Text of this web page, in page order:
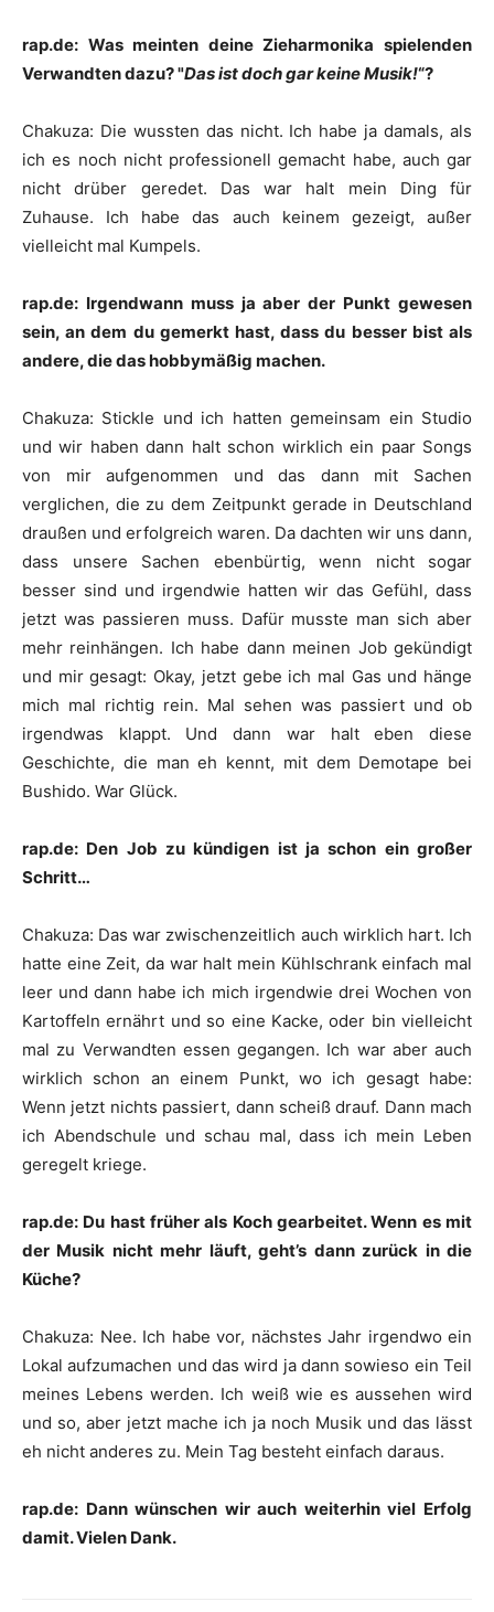
rap.de: Was meinten deine Zieharmonika spielenden
Verwandten dazu? "Das ist doch gar keine Musik!“?
Chakuza: Die wussten das nicht. Ich habe ja damals, als
ich es noch nicht professionell gemacht habe, auch gar
nicht drüber geredet. Das war halt mein Ding für
Zuhause. Ich habe das auch keinem gezeigt, außer
vielleicht mal Kumpels.
rap.de: Irgendwann muss ja aber der Punkt gewesen
sein, an dem du gemerkt hast, dass du besser bist als
andere, die das hobbymäßig machen.
Chakuza: Stickle und ich hatten gemeinsam ein Studio
und wir haben dann halt schon wirklich ein paar Songs
von mir aufgenommen und das dann mit Sachen
verglichen, die zu dem Zeitpunkt gerade in Deutschland
draußen und erfolgreich waren. Da dachten wir uns dann,
dass unsere Sachen ebenbürtig, wenn nicht sogar
besser sind und irgendwie hatten wir das Gefühl, dass
jetzt was passieren muss. Dafür musste man sich aber
mehr reinhängen. Ich habe dann meinen Job gekündigt
und mir gesagt: Okay, jetzt gebe ich mal Gas und hänge
mich mal richtig rein. Mal sehen was passiert und ob
irgendwas klappt. Und dann war halt eben diese
Geschichte, die man eh kennt, mit dem Demotape bei
Bushido. War Glück.
rap.de: Den Job zu kündigen ist ja schon ein großer
Schritt…
Chakuza: Das war zwischenzeitlich auch wirklich hart. Ich
hatte eine Zeit, da war halt mein Kühlschrank einfach mal
leer und dann habe ich mich irgendwie drei Wochen von
Kartoffeln ernährt und so eine Kacke, oder bin vielleicht
mal zu Verwandten essen gegangen. Ich war aber auch
wirklich schon an einem Punkt, wo ich gesagt habe:
Wenn jetzt nichts passiert, dann scheiß drauf. Dann mach
ich Abendschule und schau mal, dass ich mein Leben
geregelt kriege.
rap.de: Du hast früher als Koch gearbeitet. Wenn es mit
der Musik nicht mehr läuft, geht’s dann zurück in die
Küche?
Chakuza: Nee. Ich habe vor, nächstes Jahr irgendwo ein
Lokal aufzumachen und das wird ja dann sowieso ein Teil
meines Lebens werden. Ich weiß wie es aussehen wird
und so, aber jetzt mache ich ja noch Musik und das lässt
eh nicht anderes zu. Mein Tag besteht einfach daraus.
rap.de: Dann wünschen wir auch weiterhin viel Erfolg
damit. Vielen Dank.